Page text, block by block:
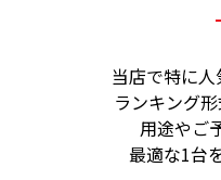
当店で特に
ランキング形
用途やご
最適な1台